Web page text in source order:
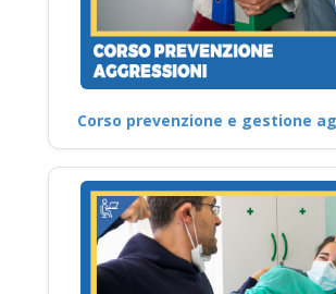
Corso prevenzione e gestione